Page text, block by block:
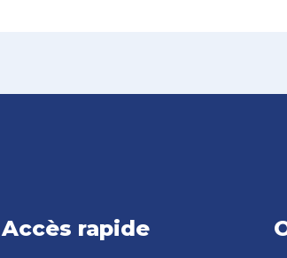
Accès rapide